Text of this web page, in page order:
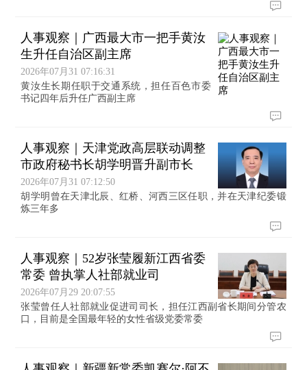
人事观察｜广西最大市一把手黄汝
生升任自治区副主席
2026年07月31 07:16:31
黄汝生长期任职于交通系统，担任百色市委
书记四年后升任广西副主席
人事观察｜天津党政高层联动调整
市政府秘书长胡学明晋升副市长
2026年07月31 07:12:50
胡学明曾在天津北辰、红桥、河西三区任职，并在天津纪委锻
炼三年多
人事观察｜52岁张莹履新江西省委
常委 曾执掌人社部就业司
2026年07月29 20:07:55
张莹曾任人社部就业促进司司长，担任江西副省长期间分管农
口，目前是全国最年轻的女性省级党委常委